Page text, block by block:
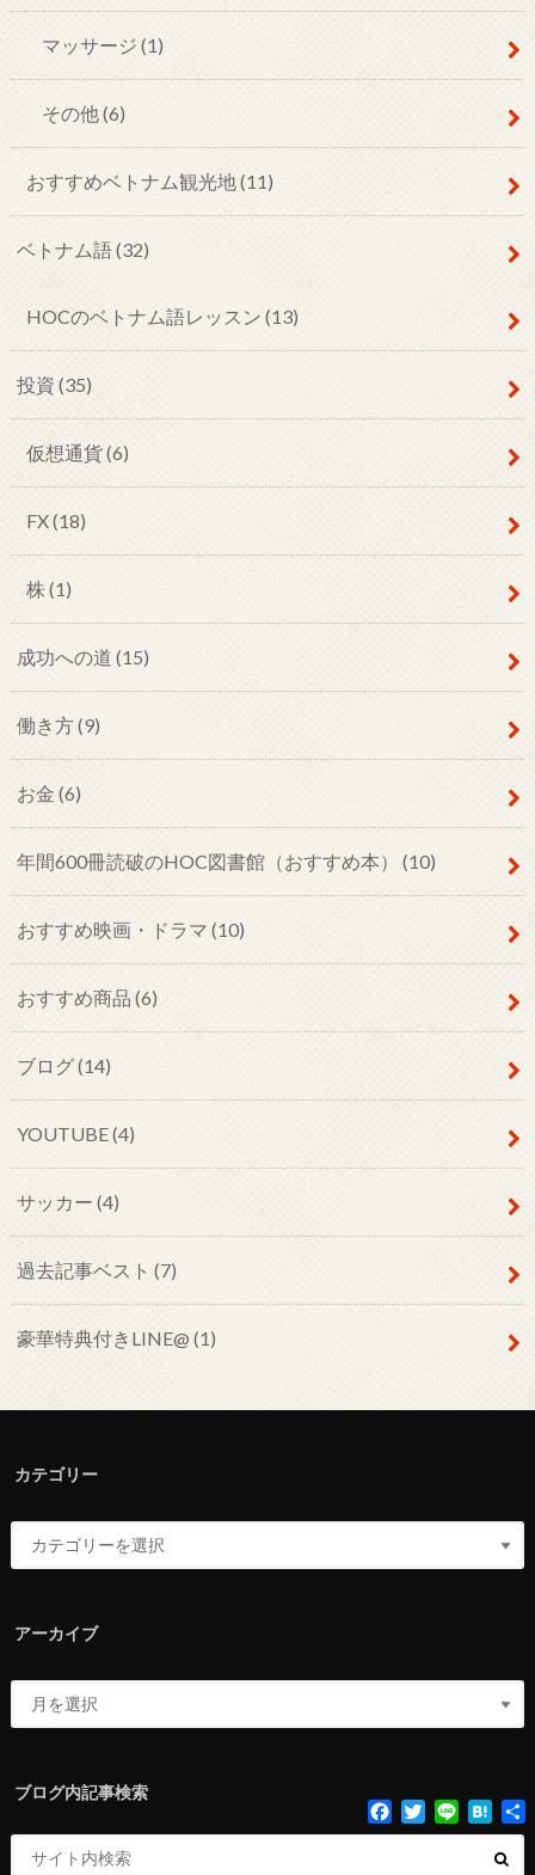
マッサージ (1)
その他(6)
おすすめベトナム観光地(11)
ベトナム語(32)
HOCのベトナム語レッスン (13)
投資 (35)
仮想通貨(6)
FX(18)
株(1)
成功への道 (15)
働き方(9)
お金 (6)
年間600冊読破のHOC図書館（おすすめ本） (10)
おすすめ映画・ドラマ (10)
おすすめ商品 (6)
ブログ(14)
YOUTUBE(4)
サッカー (4)
過去記事ベスト (7)
豪華特典付きLINE@ (1)
カテゴリー
アーカイブ
ブログ内記事検索
F
T
w
H
t
e